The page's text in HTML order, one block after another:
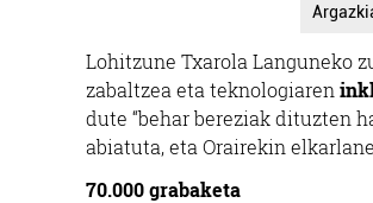
Lohitzune Txarola Languneko
zabaltzea eta teknologiaren
dute “behar bereziak dituzten
abiatuta, eta Orairekin
70.000 grabaketa